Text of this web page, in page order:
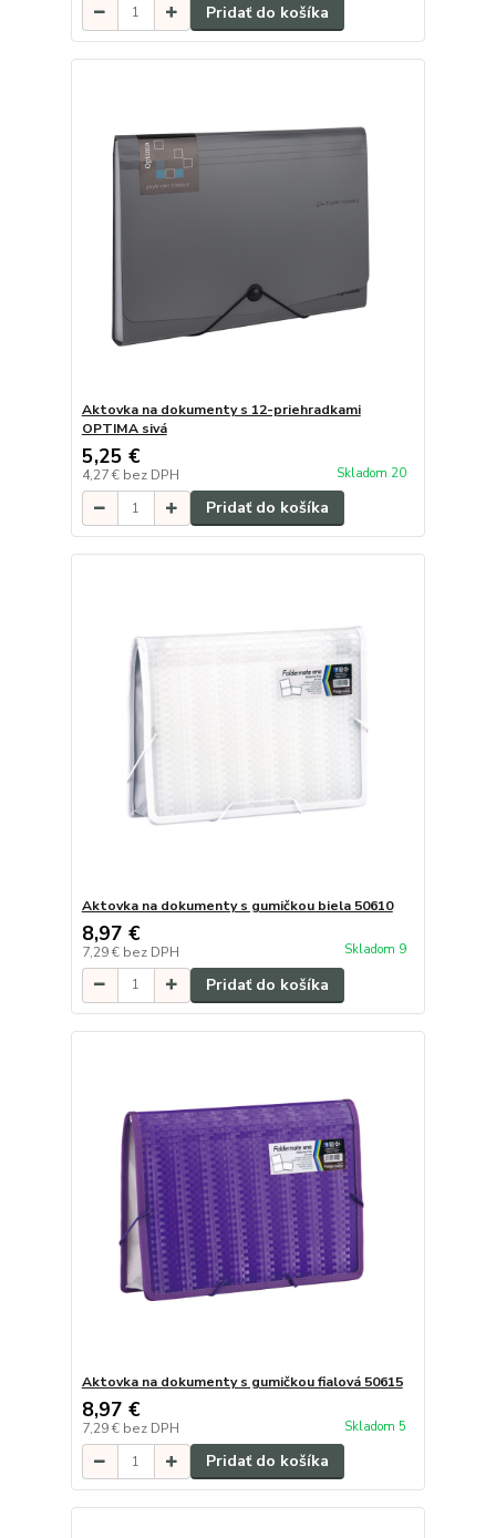
Pridať do košíka
Aktovka na dokumenty s 12-priehradkami
OPTIMA sivá
5,25 €
4,27 € bez DPH Skladom 20
Pridať do košíka
Aktovka na dokumenty s gumičkou biela 50610
8,97 €
7,29 € bez DPH Skladom 9
Pridať do košíka
Aktovka na dokumenty s gumičkou fialová 50615
8,97 €
7,29 € bez DPH Skladom 5
Pridať do košíka